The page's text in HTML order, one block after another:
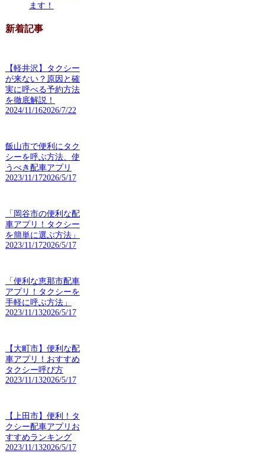
ます！
新着記事
【軽井沢】タクシー
が来ない？原因と確
実に呼べる予約方法
を徹底解説！
2024/11/162026/7/22
飯山市で便利にタク
シーを呼ぶ方法、使
うべき配車アプリ
2023/11/172026/5/17
「岡谷市の便利な配
車アプリ！タクシー
を簡単に選ぶ方法」
2023/11/172026/5/17
「便利な恵那市配車
アプリ！タクシーを
手軽に呼ぶ方法」
2023/11/132026/5/17
【大町市】便利な配
車アプリ！おすすめ
タクシー呼び方
2023/11/132026/5/17
【上田市】便利！タ
クシー配車アプリお
すすめランキング
2023/11/132026/5/17